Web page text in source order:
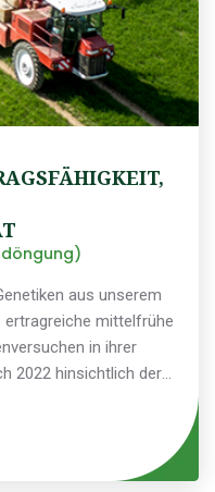
aus unserem
mittelfrühe
in ihrer
2022 hinsichtlich der
benötigt
jedoch eine
zeichnet sich